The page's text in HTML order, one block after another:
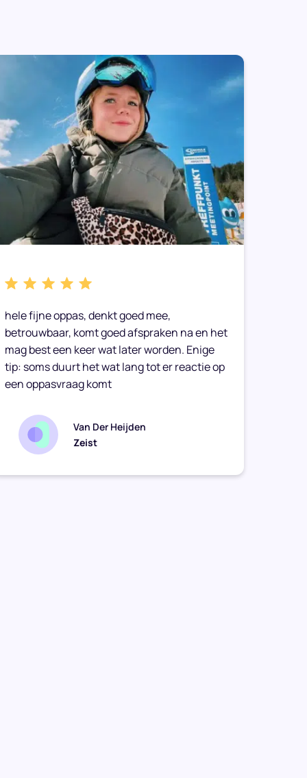
hele fijne oppas, denkt goed mee,
betrouwbaar, komt goed afspraken na en het
mag best een keer wat later worden. Enige
tip: soms duurt het wat lang tot er reactie op
een oppasvraag komt
Van Der Heijden
Zeist